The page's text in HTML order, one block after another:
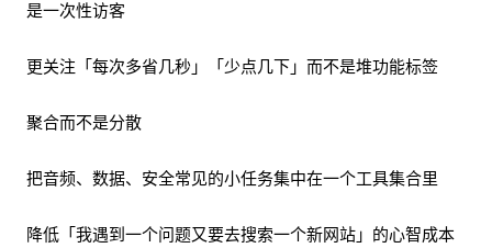
是一次性访客
更关注「每次多省几秒」「少点几下」而不是堆功能标签
聚合而不是分散
把音频、数据、安全常见的小任务集中在一个工具集合里
降低「我遇到一个问题又要去搜索一个新网站」的心智成本